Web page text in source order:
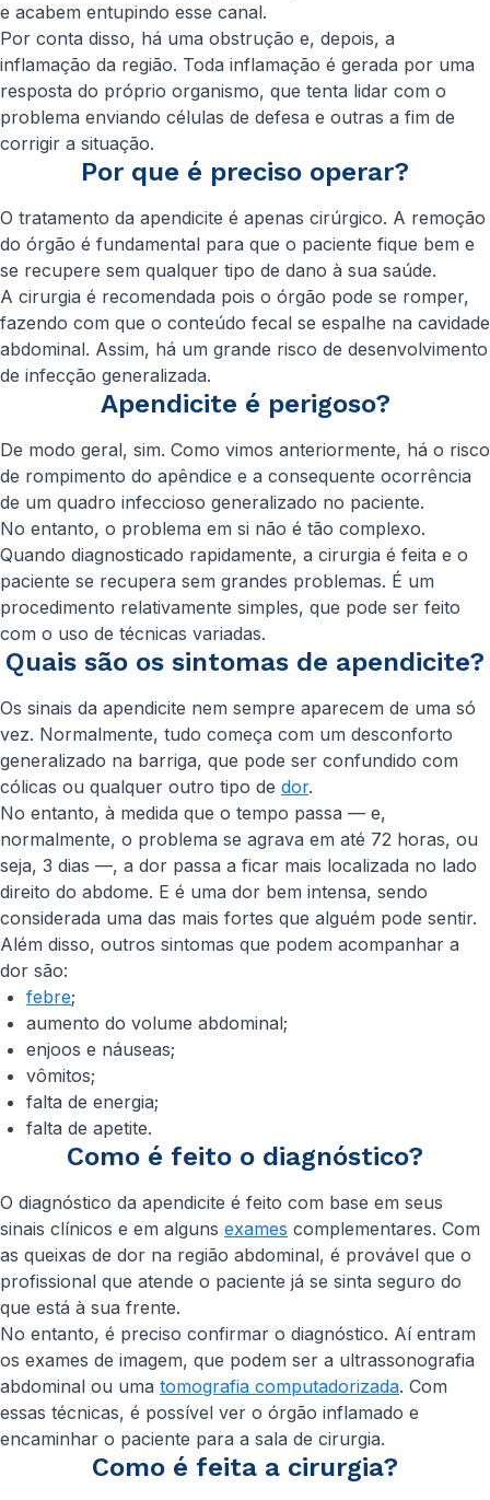
e acabem entupindo esse canal.
Por conta disso, há uma obstrução e, depois, a
inflamação da região. Toda inflamação é gerada por uma
resposta do próprio organismo, que tenta lidar com o
problema enviando células de defesa e outras a fim de
corrigir a situação.
Por que é preciso operar?
O tratamento da apendicite é apenas cirúrgico. A remoção
do órgão é fundamental para que o paciente fique bem e
se recupere sem qualquer tipo de dano à sua saúde.
A cirurgia é recomendada pois o órgão pode se romper,
fazendo com que o conteúdo fecal se espalhe na cavidade
abdominal. Assim, há um grande risco de desenvolvimento
de infecção generalizada.
Apendicite é perigoso?
De modo geral, sim. Como vimos anteriormente, há o risco
de rompimento do apêndice e a consequente ocorrência
de um quadro infeccioso generalizado no paciente.
No entanto, o problema em si não é tão complexo.
Quando diagnosticado rapidamente, a cirurgia é feita e o
paciente se recupera sem grandes problemas. É um
procedimento relativamente simples, que pode ser feito
com o uso de técnicas variadas.
Quais são os sintomas de apendicite?
Os sinais da apendicite nem sempre aparecem de uma só
vez. Normalmente, tudo começa com um desconforto
generalizado na barriga, que pode ser confundido com
cólicas ou qualquer outro tipo de dor.
No entanto, à medida que o tempo passa — e,
normalmente, o problema se agrava em até 72 horas, ou
seja, 3 dias —, a dor passa a ficar mais localizada no lado
direito do abdome. E é uma dor bem intensa, sendo
considerada uma das mais fortes que alguém pode sentir.
Além disso, outros sintomas que podem acompanhar a
dor são:
febre;
aumento do volume abdominal;
enjoos e náuseas;
vômitos;
falta de energia;
falta de apetite.
Como é feito o diagnóstico?
O diagnóstico da apendicite é feito com base em seus
sinais clínicos e em alguns exames complementares. Com
as queixas de dor na região abdominal, é provável que o
profissional que atende o paciente já se sinta seguro do
que está à sua frente.
No entanto, é preciso confirmar o diagnóstico. Aí entram
os exames de imagem, que podem ser a ultrassonografia
abdominal ou uma tomografia computadorizada. Com
essas técnicas, é possível ver o órgão inflamado e
encaminhar o paciente para a sala de cirurgia.
Como é feita a cirurgia?